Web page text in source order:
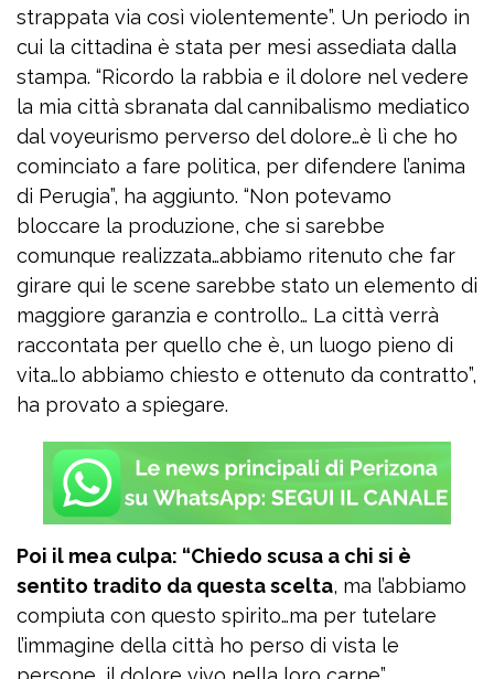
strappata via così violentemente”. Un periodo in
cui la cittadina è stata per mesi assediata dalla
stampa. “Ricordo la rabbia e il dolore nel vedere
la mia città sbranata dal cannibalismo mediatico
dal voyeurismo perverso del dolore…è lì che ho
cominciato a fare politica, per difendere l’anima
di Perugia”, ha aggiunto. “Non potevamo
bloccare la produzione, che si sarebbe
comunque realizzata…abbiamo ritenuto che far
girare qui le scene sarebbe stato un elemento di
maggiore garanzia e controllo… La città verrà
raccontata per quello che è, un luogo pieno di
vita…lo abbiamo chiesto e ottenuto da contratto”,
ha provato a spiegare.
Poi il mea culpa: “Chiedo scusa a chi si è
sentito tradito da questa scelta, ma l’abbiamo
compiuta con questo spirito…ma per tutelare
l’immagine della città ho perso di vista le